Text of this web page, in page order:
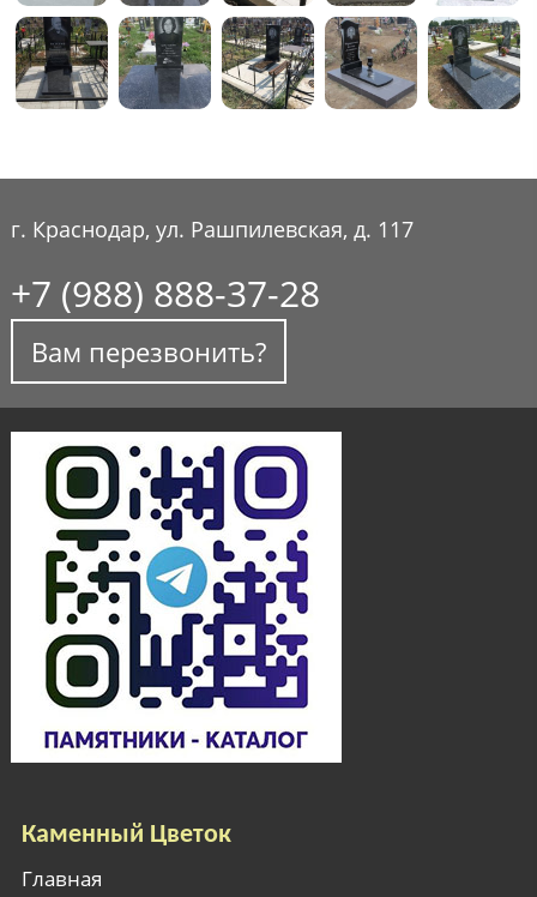
г. Краснодар, ул. Рашпилевская, д. 117
+7 (988) 888-37-28
Вам перезвонить?
Каменный Цветок
Главная